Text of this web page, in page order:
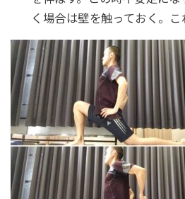
く場合は壁を触っておく。